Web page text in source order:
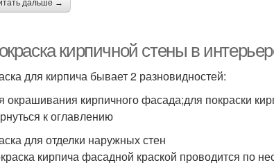
дальше →
кирпичной стены в
для кирпича бывает 2 разновидностей:
окрашивания кирпичного фасада;для покраски
к оглавлению
для отделки наружных стен
кирпича фасадной краской проводится по